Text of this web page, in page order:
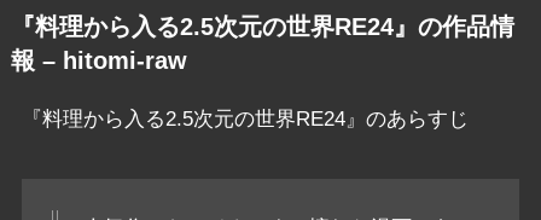
『料理から入る2.5次元の世界RE24』の作品情
報 – hitomi-raw
『料理から入る2.5次元の世界RE24』のあらすじ